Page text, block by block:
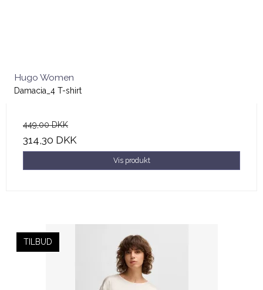
Hugo Women
Damacia_4 T-shirt
449,00 DKK
314,30 DKK
Vis produkt
TILBUD